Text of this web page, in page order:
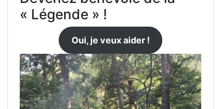
« Légende » !
Oui, je veux aider !